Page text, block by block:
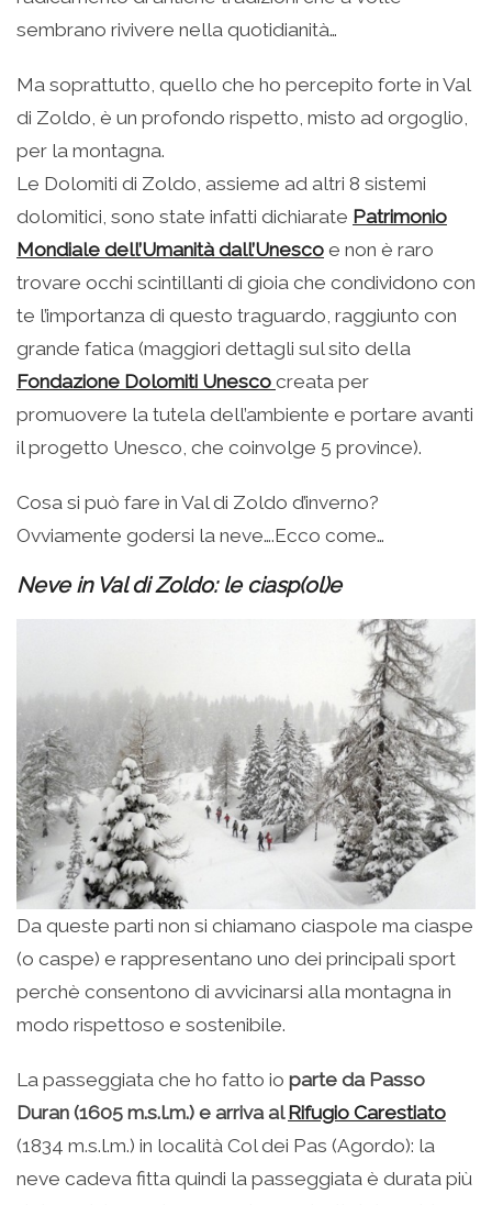
sembrano rivivere nella quotidianità…
Ma soprattutto, quello che ho percepito forte in Val
di Zoldo, è un profondo rispetto, misto ad orgoglio,
per la montagna.
Le Dolomiti di Zoldo, assieme ad altri 8 sistemi
dolomitici, sono state infatti dichiarate Patrimonio
Mondiale dell’Umanità dall’Unesco e non è raro
trovare occhi scintillanti di gioia che condividono con
te l’importanza di questo traguardo, raggiunto con
grande fatica (maggiori dettagli sul sito della
Fondazione Dolomiti Unesco creata per
promuovere la tutela dell’ambiente e portare avanti
il progetto Unesco, che coinvolge 5 province).
Cosa si può fare in Val di Zoldo d’inverno?
Ovviamente godersi la neve….Ecco come…
Neve in Val di Zoldo: le ciasp(ol)e
Da queste parti non si chiamano ciaspole ma ciaspe
(o caspe) e rappresentano uno dei principali sport
perchè consentono di avvicinarsi alla montagna in
modo rispettoso e sostenibile.
La passeggiata che ho fatto io parte da Passo
Duran (1605 m.s.l.m.) e arriva al Rifugio Carestiato
(1834 m.s.l.m.) in località Col dei Pas (Agordo): la
neve cadeva fitta quindi la passeggiata è durata più